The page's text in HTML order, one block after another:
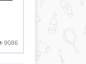
9086